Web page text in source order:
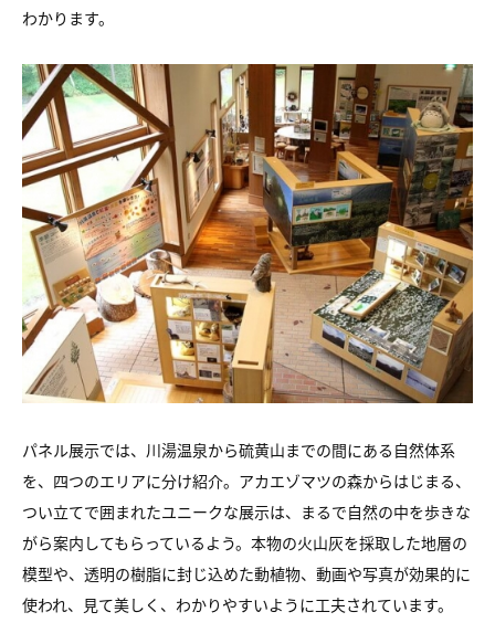
わかります。
パネル展示では、川湯温泉から硫黄山までの間にある自然体系
を、四つのエリアに分け紹介。アカエゾマツの森からはじまる、
つい立てで囲まれたユニークな展示は、まるで自然の中を歩きな
がら案内してもらっているよう。本物の火山灰を採取した地層の
模型や、透明の樹脂に封じ込めた動植物、動画や写真が効果的に
使われ、見て美しく、わかりやすいように工夫されています。